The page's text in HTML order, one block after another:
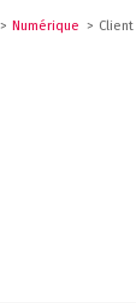
> Numérique > Client